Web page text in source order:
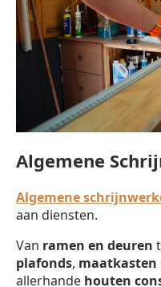
Algemene
Algemene
aan diensten.
Van ramen en deuren
plafonds, maatkasten
allerhande houten